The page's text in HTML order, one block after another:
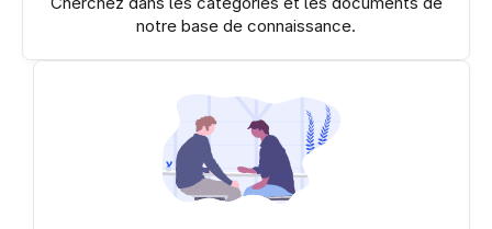
notre base de connaissance.